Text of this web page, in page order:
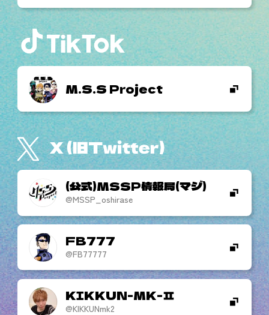
M.S.S Project
(公式)MSSP情報局(マジ)
@MSSP_oshirase
FB777
@FB77777
KIKKUN-MK-
@KIKKUNmk2